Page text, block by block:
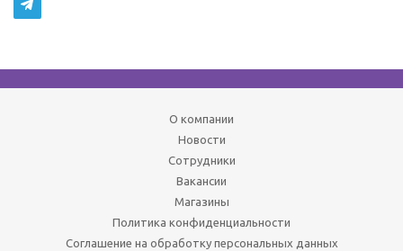
О компании
Новости
Сотрудники
Вакансии
Магазины
Политика конфиденциальности
Соглашение на обработку персональных данных